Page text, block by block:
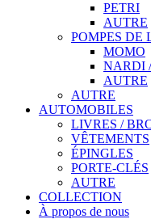
PETRI
AUTRE
POMPES DE
MOMO
NARDI
AUTRE
AUTRE
AUTOMOBILES
LIVRES /
VÊTEMENTS
ÉPINGLES
PORTE-CLÉS
AUTRE
COLLECTION
À propos de nous